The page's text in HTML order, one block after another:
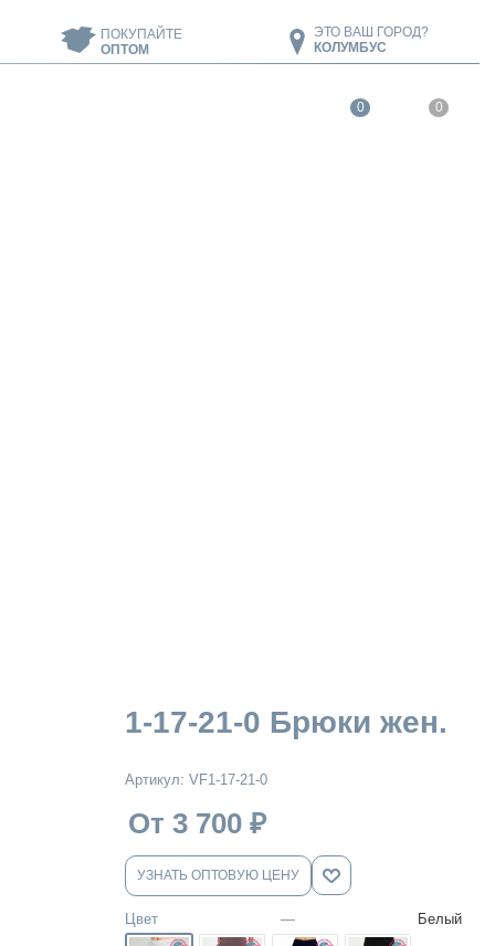
ПОКУПАЙТЕ
ОПТОМ
ЭТО ВАШ ГОРОД?
КОЛУМБУС
0 0
1-17-21-0 Брюки жен.
Артикул: VF1-17-21-0
От 3 700 ₽
УЗНАТЬ ОПТОВУЮ ЦЕНУ
Цвет — Белый